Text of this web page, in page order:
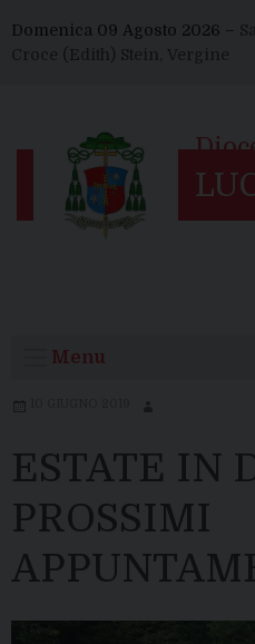
to
content
Domenica 09 Agosto 2026 –
Croce (Edith) Stein, Vergine
Menu
ESTATE IN
PROSSIMI